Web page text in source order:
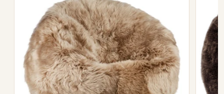
Öffnen Sie das Medium 23 im Modalformat